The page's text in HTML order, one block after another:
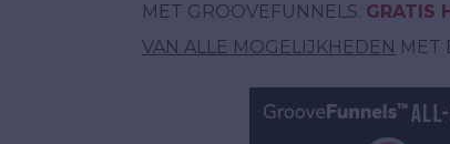
MET GROOVEFUNNELS. GRATIS
VAN ALLE MOGELIJKHEDEN MET